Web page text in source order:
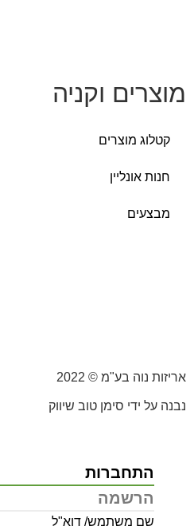
מוצרים וקניה
קטלוג מוצרים
חנות אונליין
מבצעים
אריזות נוה בע"מ © 2022
נבנה על ידי סימן טוב שיווק
התחברות
הרשמה
שם משתמש/ דוא"ל